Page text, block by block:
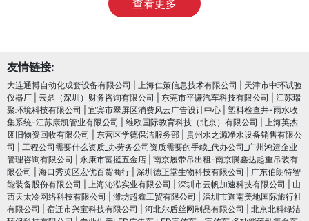
查看更多
友情链接:
大连通博自动化成套设备有限公司 上海仁策信息技术有限公司
天津市中环试验
仪器厂
云鼎（深圳）财务咨询有限公司 东莞市平谦汽车科技有限公司
江苏瑞
聚环境科技有限公司
宜宾市翠屏区消费风云广告设计中心
塑料检查井-雨水收
集系统-江苏康凯管业有限公司
维欧国际教育科技（北京）有限公司
上海英杰
废旧物资回收有限公司
东营区学德保洁服务部
贵州水之源净水设备销售有限公
司
工程公司需要什么资质_办劳务公司资质需要的手续_代办公司_广州鸿运企业
管理咨询有限公司
永康市富挺五金店
南京履带吊出租-南京腾鑫达起重吊装有
限公司
海口秀英区宏优百货商行 深圳德正堂生物科技有限公司
广东伯朗特智
能装备股份有限公司
上海沁泓实业有限公司 深圳市云帆加速科技有限公司
山
西天太冷网络科技有限公司
潍坊超鑫工贸有限公司
深圳市迦南美地国际旅行社
有限公司
宿迁市兴宝科技有限公司 河北尔盾丝网制品有限公司
北京北科绿洁